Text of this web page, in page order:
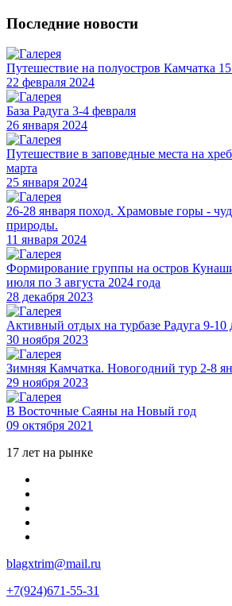
Последние новости
Путешествие на полуостров Камчатка 15
22 февраля 2024
База Радуга 3-4 февраля
26 января 2024
Путешествие в заповедные места на
марта
25 января 2024
26-28 января поход. Храмовые горы -
природы.
11 января 2024
Формирование группы на остров
июля по 3 августа 2024 года
28 декабря 2023
Активный отдых на турбазе Радуга 9-10
30 ноября 2023
Зимняя Камчатка. Новогодний тур 2-8
29 ноября 2023
В Восточные Саяны на Новый год
09 октября 2021
17 лет на рынке
blagxtrim@mail.ru
+7(924)671-55-31